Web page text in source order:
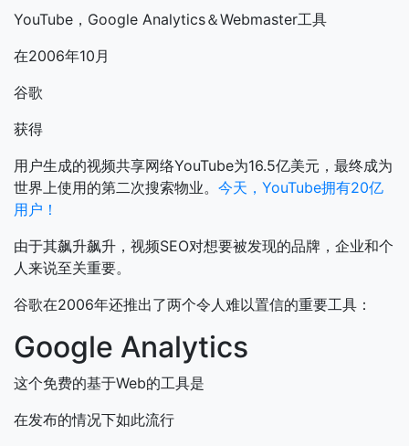
YouTube，Google Analytics＆Webmaster工具
在2006年10月
谷歌
获得
用户生成的视频共享网络YouTube为16.5亿美元，最终成为
世界上使用的第二次搜索物业。 今天，YouTube拥有20亿
用户！
由于其飙升飙升，视频SEO对想要被发现的品牌，企业和个
人来说至关重要。
谷歌在2006年还推出了两个令人难以置信的重要工具：
Google Analytics
这个免费的基于Web的工具是
在发布的情况下如此流行